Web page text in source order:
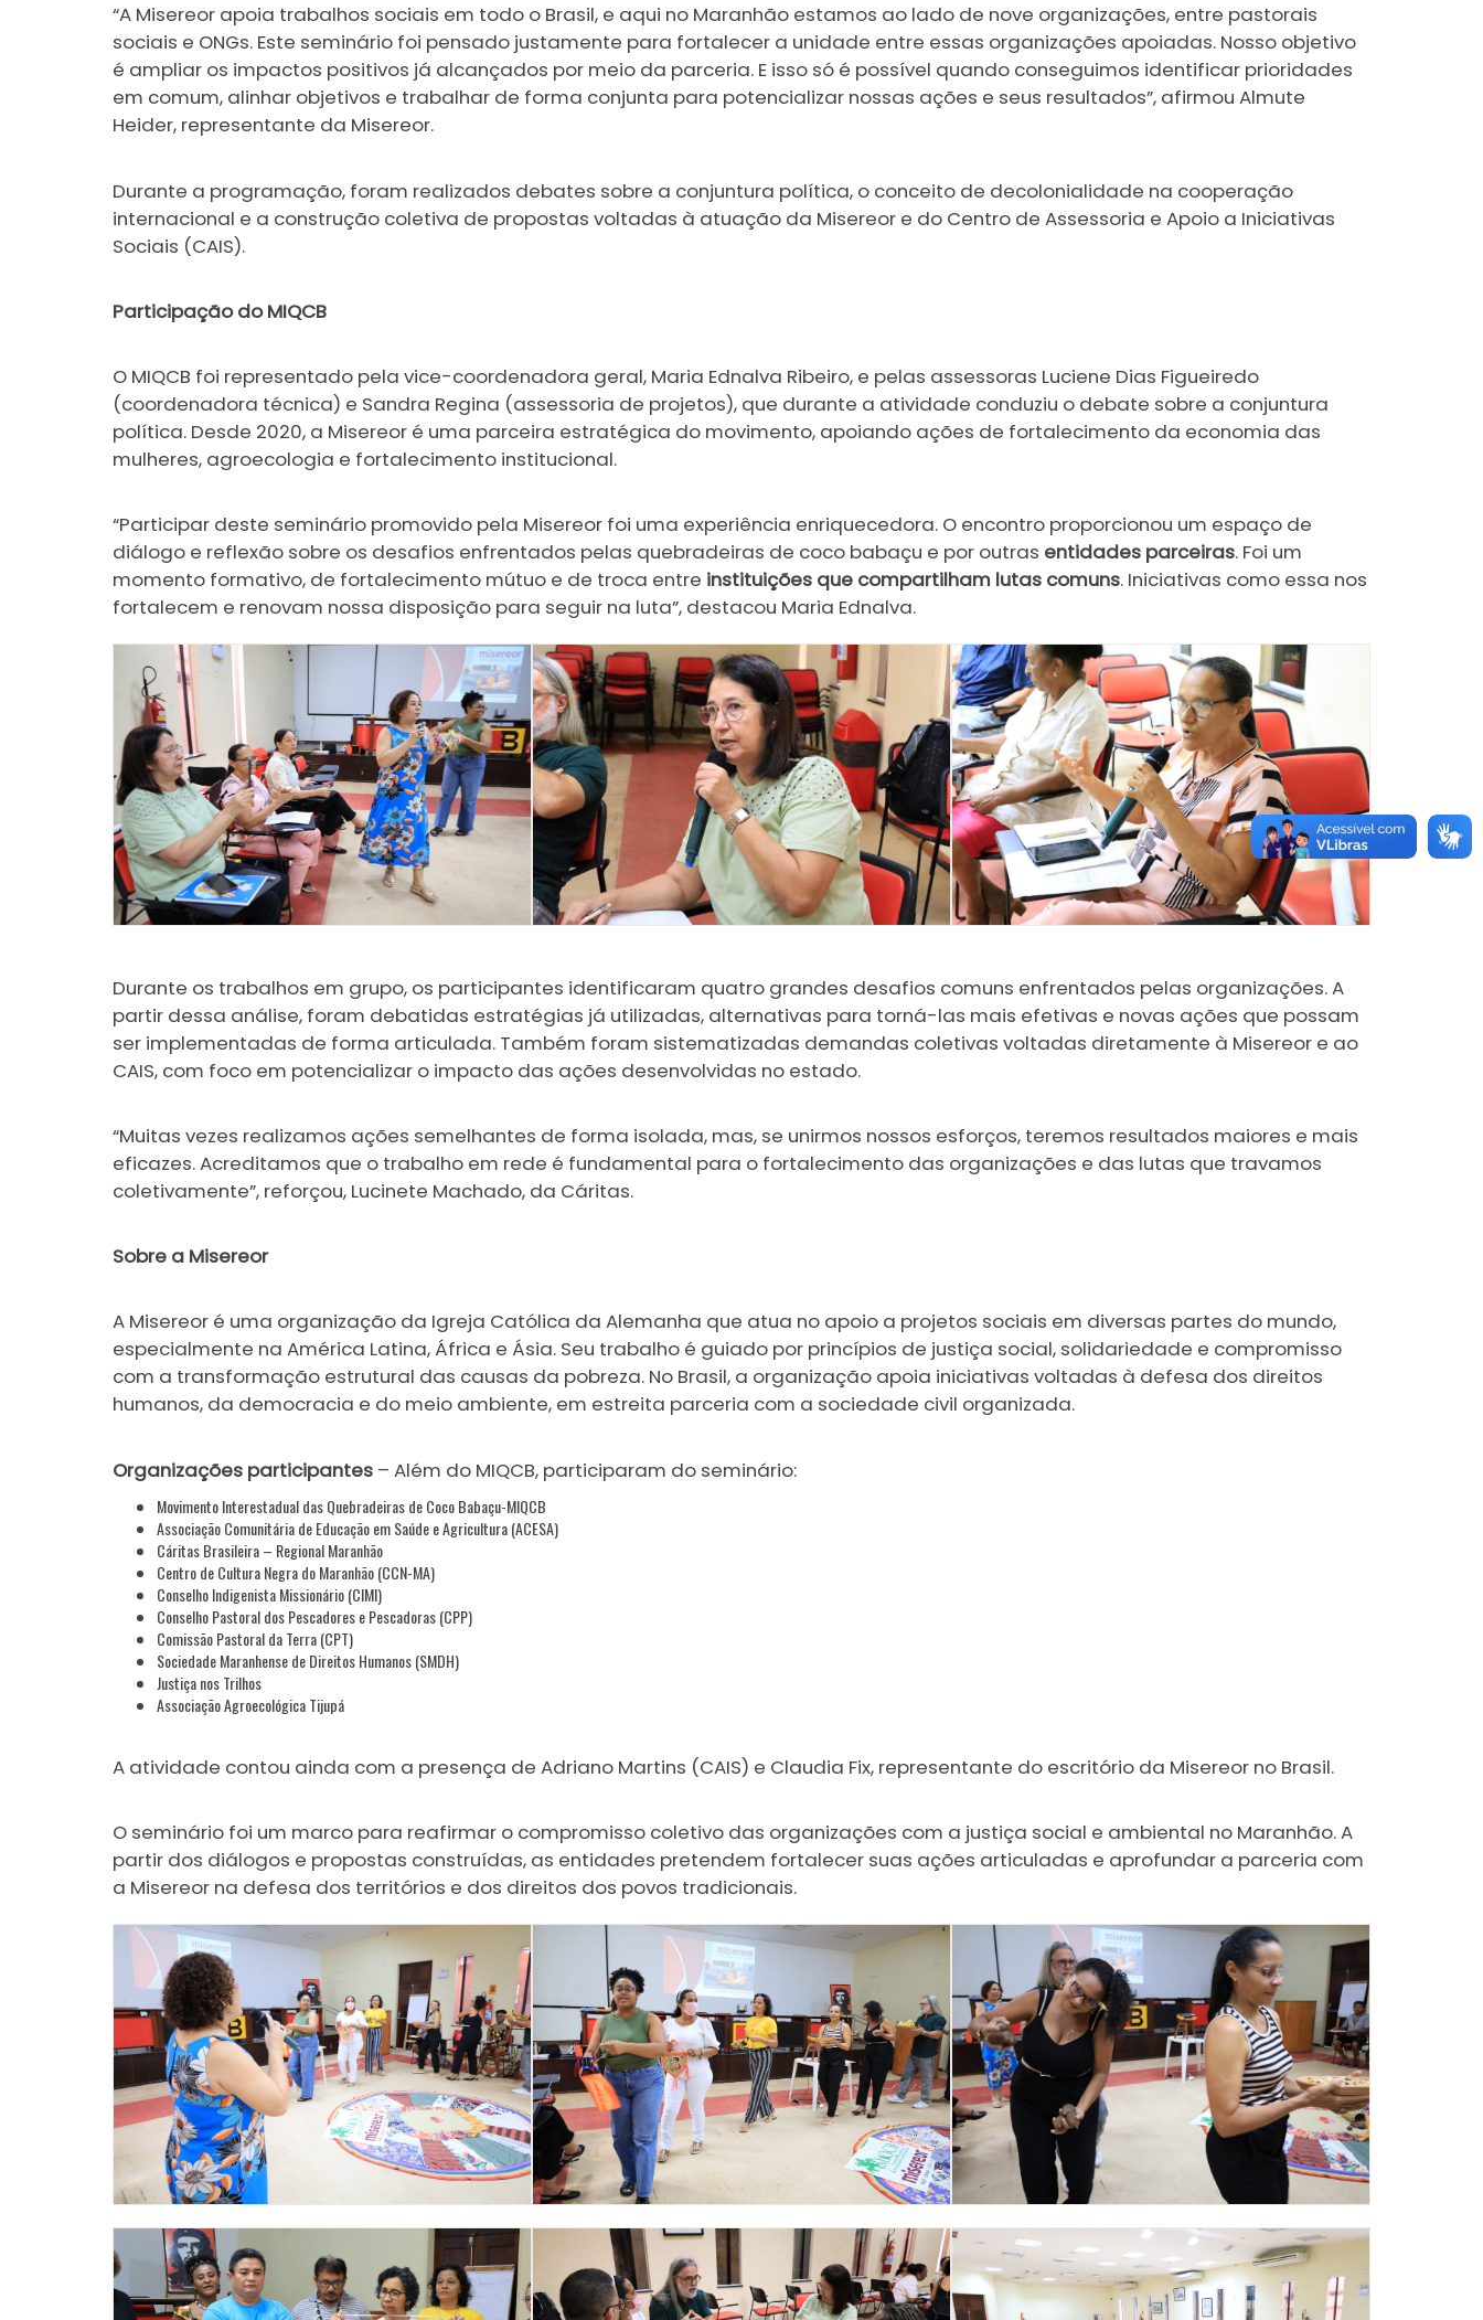
“A Misereor apoia trabalhos sociais em todo o Brasil, e aqui no Maranhão estamos ao lado de nove organizações, entre pastorais
sociais e ONGs. Este seminário foi pensado justamente para fortalecer a unidade entre essas organizações apoiadas. Nosso objetivo
é ampliar os impactos positivos já alcançados por meio da parceria. E isso só é possível quando conseguimos identificar prioridades
em comum, alinhar objetivos e trabalhar de forma conjunta para potencializar nossas ações e seus resultados”, afirmou Almute
Heider, representante da Misereor.
Durante a programação, foram realizados debates sobre a conjuntura política, o conceito de decolonialidade na cooperação
internacional e a construção coletiva de propostas voltadas à atuação da Misereor e do Centro de Assessoria e Apoio a Iniciativas
Sociais (CAIS).
Participação do MIQCB
O MIQCB foi representado pela vice-coordenadora geral, Maria Ednalva Ribeiro, e pelas assessoras Luciene Dias Figueiredo
(coordenadora técnica) e Sandra Regina (assessoria de projetos), que durante a atividade conduziu o debate sobre a conjuntura
política. Desde 2020, a Misereor é uma parceira estratégica do movimento, apoiando ações de fortalecimento da economia das
mulheres, agroecologia e fortalecimento institucional.
“Participar deste seminário promovido pela Misereor foi uma experiência enriquecedora. O encontro proporcionou um espaço de
diálogo e reflexão sobre os desafios enfrentados pelas quebradeiras de coco babaçu e por outras entidades parceiras. Foi um
momento formativo, de fortalecimento mútuo e de troca entre instituições que compartilham lutas comuns. Iniciativas como essa nos
fortalecem e renovam nossa disposição para seguir na luta”, destacou Maria Ednalva.
Durante os trabalhos em grupo, os participantes identificaram quatro grandes desafios comuns enfrentados pelas organizações. A
partir dessa análise, foram debatidas estratégias já utilizadas, alternativas para torná-las mais efetivas e novas ações que possam
ser implementadas de forma articulada. Também foram sistematizadas demandas coletivas voltadas diretamente à Misereor e ao
CAIS, com foco em potencializar o impacto das ações desenvolvidas no estado.
“Muitas vezes realizamos ações semelhantes de forma isolada, mas, se unirmos nossos esforços, teremos resultados maiores e mais
eficazes. Acreditamos que o trabalho em rede é fundamental para o fortalecimento das organizações e das lutas que travamos
coletivamente”, reforçou, Lucinete Machado, da Cáritas.
Sobre a Misereor
A Misereor é uma organização da Igreja Católica da Alemanha que atua no apoio a projetos sociais em diversas partes do mundo,
especialmente na América Latina, África e Ásia. Seu trabalho é guiado por princípios de justiça social, solidariedade e compromisso
com a transformação estrutural das causas da pobreza. No Brasil, a organização apoia iniciativas voltadas à defesa dos direitos
humanos, da democracia e do meio ambiente, em estreita parceria com a sociedade civil organizada.
Organizações participantes – Além do MIQCB, participaram do seminário:
Movimento Interestadual das Quebradeiras de Coco Babaçu-MIQCB
Associação Comunitária de Educação em Saúde e Agricultura (ACESA)
Cáritas Brasileira – Regional Maranhão
Centro de Cultura Negra do Maranhão (CCN-MA)
Conselho Indigenista Missionário (CIMI)
Conselho Pastoral dos Pescadores e Pescadoras (CPP)
Comissão Pastoral da Terra (CPT)
Sociedade Maranhense de Direitos Humanos (SMDH)
Justiça nos Trilhos
Associação Agroecológica Tijupá
A atividade contou ainda com a presença de Adriano Martins (CAIS) e Claudia Fix, representante do escritório da Misereor no Brasil.
O seminário foi um marco para reafirmar o compromisso coletivo das organizações com a justiça social e ambiental no Maranhão. A
partir dos diálogos e propostas construídas, as entidades pretendem fortalecer suas ações articuladas e aprofundar a parceria com
a Misereor na defesa dos territórios e dos direitos dos povos tradicionais.